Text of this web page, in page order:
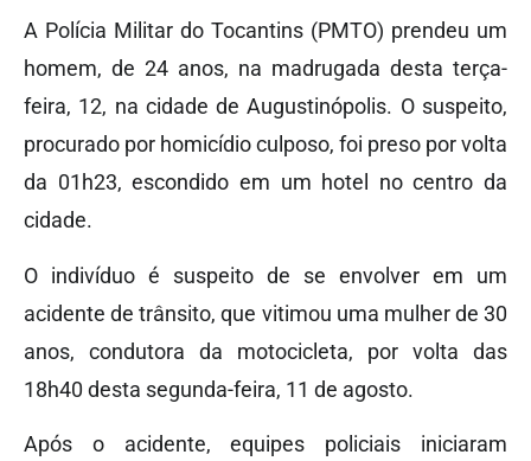
A Polícia Militar do Tocantins (PMTO) prendeu um
homem, de 24 anos, na madrugada desta terça-
feira, 12, na cidade de Augustinópolis. O suspeito,
procurado por homicídio culposo, foi preso por volta
da 01h23, escondido em um hotel no centro da
cidade.
O indivíduo é suspeito de se envolver em um
acidente de trânsito, que vitimou uma mulher de 30
anos, condutora da motocicleta, por volta das
18h40 desta segunda-feira, 11 de agosto.
Após o acidente, equipes policiais iniciaram